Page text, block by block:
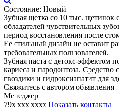
Состояние: Новый
Зубная щетка со 10 тыс. щетинок
обладателей чувствительных
период восстановления после
Ее стильный дизайн не оставит
требовательных пользователей.
Зубная паста с детокс-эффектом
кариеса и пародонтоза. Средство
гвоздики и гидроксиапатит для
Свяжитесь с автором объявления
Менеджер
79x xxx xxxx Показать контакты